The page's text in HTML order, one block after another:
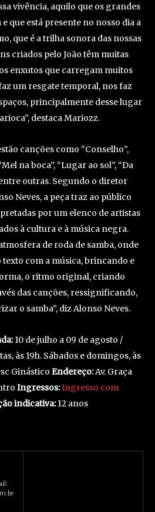
vivência, aquilo que os grandes
que está presente no nosso dia a
que é a trilha sonora das nossas
criados pelo João têm muitas
enxutos que carregam muitos
um resgate temporal, nos faz
principalmente desse lugar
destaca Mariozz.
canções como “Conselho”,
na boca”, “Lugar ao sol”, “Da
outras. Segundo o diretor
Neves, a peça traz ao público
por um elenco de artistas
à cultura e à música negra.
de roda de samba, onde
com a música, brincando e
o ritmo original, criando
das canções, ressignificando,
o samba”, diz Alonso Neves.
10 de julho a 09 de agosto /
às 19h. Sábados e domingos, às
Ginástico Endereço:Av. Graça
Ingressos:Ingresso.com
indicativa:12 anos